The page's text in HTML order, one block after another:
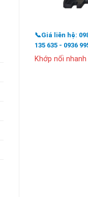
📞Giá liên hệ:
135 635 - 0936
Khớp nối nhanh